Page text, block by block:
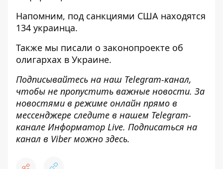
Напомним, под санкциями США находятся
134 украинца.
Также мы писали о законопроекте об
олигархах в Украине.
Подписывайтесь на наш Telegram-канал,
чтобы не пропустить важные новости. За
новостями в режиме онлайн прямо в
мессенджере следите в нашем Telegram-
канале Информатор Live. Подписаться на
канал в Viber можно здесь.